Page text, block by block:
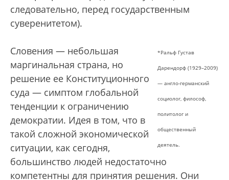
следовательно, перед государственным
суверенитетом).
*Ральф Густав
Дарендорф (1929–2009)
— англо-германский
социолог, философ,
политолог и
общественный
деятель.
Словения — небольшая
маргинальная страна, но
решение ее Конституционного
суда — симптом глобальной
тенденции к ограничению
демократии. Идея в том, что в
такой сложной экономической
ситуации, как сегодня,
большинство людей недостаточно
компетентны для принятия решения. Они